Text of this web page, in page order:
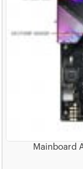
Mainboard